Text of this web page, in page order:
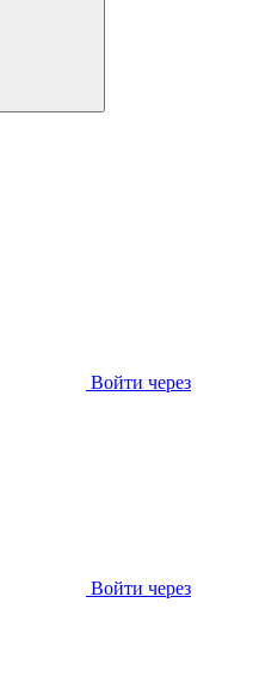
Войти через
Войти через